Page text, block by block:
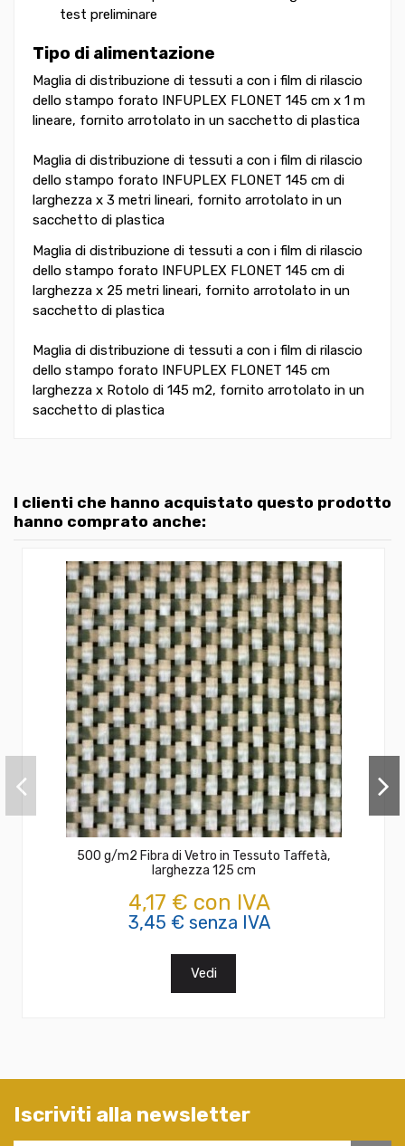
test preliminare
Tipo di alimentazione
Maglia di distribuzione di tessuti a con i film di rilascio
dello stampo forato INFUPLEX FLONET 145 cm x 1 m
lineare, fornito arrotolato in un sacchetto di plastica
Maglia di distribuzione di tessuti a con i film di rilascio
dello stampo forato INFUPLEX FLONET 145 cm di
larghezza x 3 metri lineari, fornito arrotolato in un
sacchetto di plastica
Maglia di distribuzione di tessuti a con i film di rilascio
dello stampo forato INFUPLEX FLONET 145 cm di
larghezza x 25 metri lineari, fornito arrotolato in un
sacchetto di plastica
Maglia di distribuzione di tessuti a con i film di rilascio
dello stampo forato INFUPLEX FLONET 145 cm
larghezza x Rotolo di 145 m2, fornito arrotolato in un
sacchetto di plastica
I clienti che hanno acquistato questo prodotto
hanno comprato anche:
500 g/m2 Fibra di Vetro in Tessuto Taffetà,
larghezza 125 cm
4,17 € con IVA
3,45 € senza IVA
Vedi
Iscriviti alla newsletter